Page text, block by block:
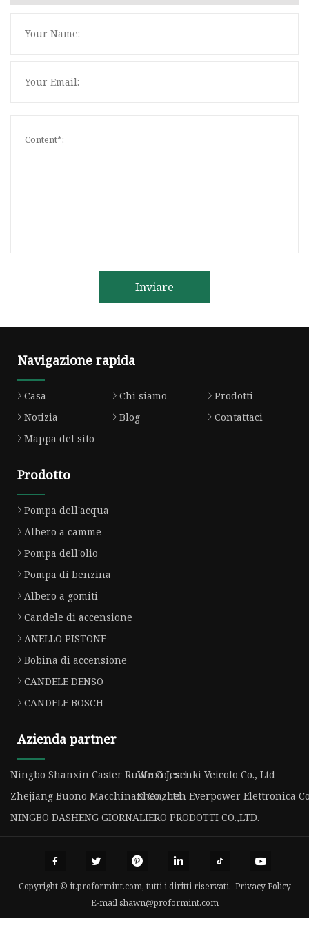
Inviare
Navigazione rapida
Casa Chi siamo
Prodotti
Notizia
Blog
Contattaci
Mappa del sito
Prodotto
Pompa dell'acqua
Albero a camme
Pompa dell'olio
Pompa di benzina
Albero a gomiti
Candele di accensione
ANELLO PISTONE
Bobina di accensione
CANDELE DENSO
CANDELE BOSCH
Azienda partner
Ningbo Shanxin Caster Ruote Co., srlWuxi Jesenki Veicolo Co., Ltd
Zhejiang Buono Macchinari Co., Ltd.Shenzhen Everpower Elettronica
NINGBO DASHENG GIORNALIERO PRODOTTI CO.,LTD.
Copyright © it.proformint.com, tutti i diritti riservati. Privacy Policy
E-mail shawn@proformint.com